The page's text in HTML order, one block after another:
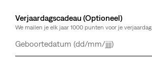
Verjaardagscadeau (Optioneel)
We mailen je elk jaar 1000 punten voor je verjaardag.
Dag
Maand
Jaar